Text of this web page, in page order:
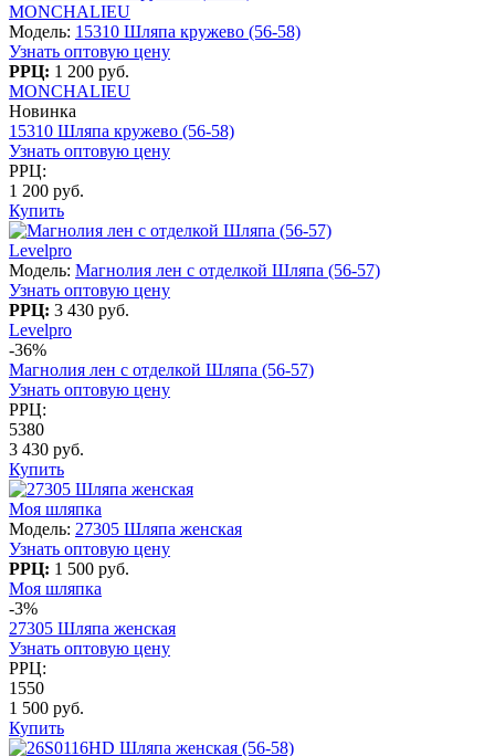
MONCHALIEU
Модель: 15310 Шляпа кружево (56-58)
Узнать оптовую цену
РРЦ: 1 200 руб.
MONCHALIEU
Новинка
15310 Шляпа кружево (56-58)
Узнать оптовую цену
РРЦ:
1 200 руб.
Купить
Levelpro
Модель: Магнолия лен с отделкой Шляпа (56-57)
Узнать оптовую цену
РРЦ: 3 430 руб.
Levelpro
-36%
Магнолия лен с отделкой Шляпа (56-57)
Узнать оптовую цену
РРЦ:
5380
3 430 руб.
Купить
Моя шляпка
Модель: 27305 Шляпа женская
Узнать оптовую цену
РРЦ: 1 500 руб.
Моя шляпка
-3%
27305 Шляпа женская
Узнать оптовую цену
РРЦ:
1550
1 500 руб.
Купить